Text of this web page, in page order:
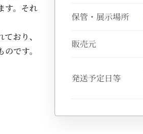
す。それ
おり、
です。
保管・展示場所
販売元
発送予定日等